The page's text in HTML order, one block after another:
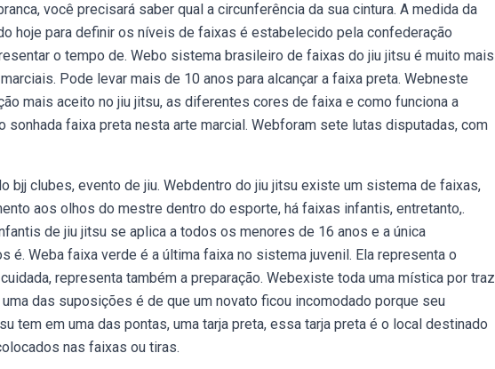
você precisará saber qual a circunferência da sua cintura. A medida da
hoje para definir os níveis de faixas é estabelecido pela confederação
o tempo de. Webo sistema brasileiro de faixas do jiu jitsu é muito mais
Pode levar mais de 10 anos para alcançar a faixa preta. Webneste
mais aceito no jiu jitsu, as diferentes cores de faixa e como funciona a
sonhada faixa preta nesta arte marcial. Webforam sete lutas disputadas, com
bjj clubes, evento de jiu. Webdentro do jiu jitsu existe um sistema de faixas,
aos olhos do mestre dentro do esporte, há faixas infantis, entretanto,.
de jiu jitsu se aplica a todos os menores de 16 anos e a única
é. Weba faixa verde é a última faixa no sistema juvenil. Ela representa o
representa também a preparação. Webexiste toda uma mística por traz
das suposições é de que um novato ficou incomodado porque seu
tem em uma das pontas, uma tarja preta, essa tarja preta é o local destinado
nas faixas ou tiras.